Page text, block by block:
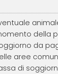
della
da
aree
di